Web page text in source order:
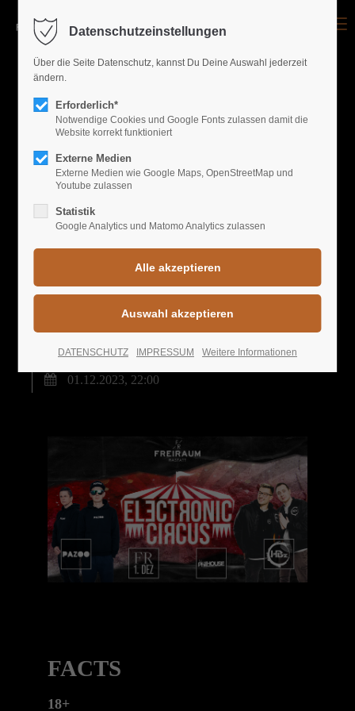
Login
Benutzername
Passwort
Anmelden
Lorem ipsum dolor sit amet:
/ 365days
We offer support for our customers
Mon - Fri 8:00am - 5:00pm(GMT +1)
Get in touch
Have any questions?
UPCOMING EVENTS
WORLD GREATEST
PARTYS
ELECTRONIC CIRCUS
01.12.2023, 22:00
FACTS
18+
Datenschutzeinstellungen
Über die Seite Datenschutz, kannst Du Deine Auswahl jederzeit
ändern.
Erforderlich*
Notwendige Cookies und Google Fonts zulassen damit die
Website korrekt funktioniert
Externe Medien
Externe Medien wie Google Maps, OpenStreetMap und
Youtube zulassen
Statistik
Google Analytics und Matomo Analytics zulassen
DATENSCHUTZ IMPRESSUM Weitere Informationen